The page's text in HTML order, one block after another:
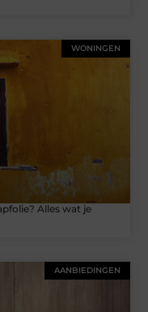
WONINGEN
Alles wat je
AANBIEDINGEN